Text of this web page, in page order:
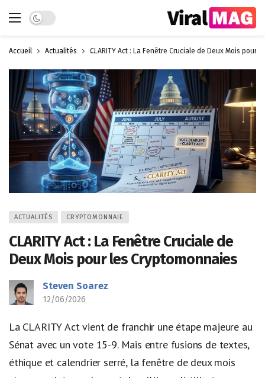
Dark mode
Accueil Actualités CLARITY Act : La Fenêtre Cruciale de Deux Mois pour
ACTUALITÉS CRYPTOMONNAIE
CLARITY Act : La Fenêtre Cruciale de
Deux Mois pour les Cryptomonnaies
Steven Soarez
12/06/2026
La CLARITY Act vient de franchir une étape majeure au
Sénat avec un vote 15-9. Mais entre fusions de textes,
éthique et calendrier serré, la fenêtre de deux mois